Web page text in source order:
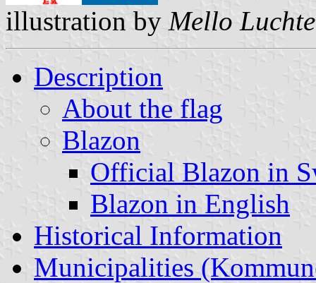
illustration by Mello
Description
About the flag
Blazon
Official Blazon in
Blazon in English
Historical Information
Municipalities